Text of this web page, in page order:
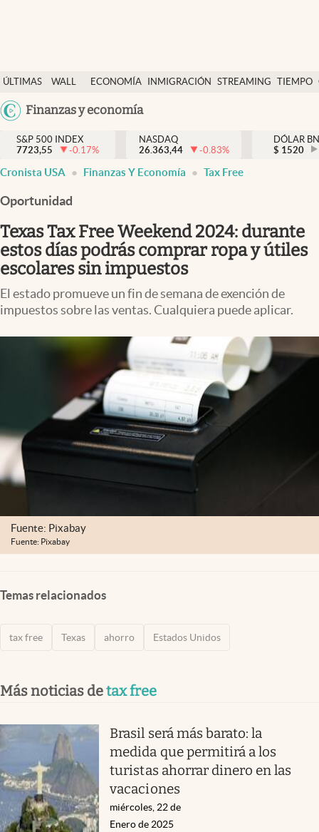
ÚLTIMAS
NOTICIAS
WALL
DÓLAR
ECONOMÍA INMIGRACIÓN STREAMING TIEMPO
México
Finanzas y economía
Finanzas y economía
Wall Street y dólar
Inmigración
Espiritual
Streaming
PC y mobile
S&P 500 INDEX
7723,55
-0.17%
NASDAQ
26.363,44
-0.83%
DÓLAR
$ 1520
Cronista USA Finanzas Y Economía Tax Free
Oportunidad
Texas Tax Free Weekend 2024: durante
estos días podrás comprar ropa y útiles
escolares sin impuestos
El estado promueve un fin de semana de exención de
impuestos sobre las ventas. Cualquiera puede aplicar.
Fuente: Pixabay
Fuente: Pixabay
Temas relacionados
tax free Texas ahorro Estados Unidos
Más noticias detax free
Brasil será más barato: la
medida que permitirá a los
turistas ahorrar dinero en las
vacaciones
miércoles, 22 de
Enero de 2025